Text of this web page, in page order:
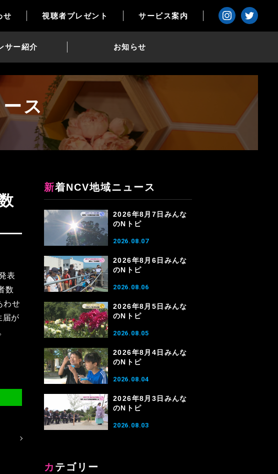
せ 視聴者プレゼント サービス案内
サー紹介 お知らせ
ス
表
数
わせ
届が
新着NCV地域ニュース
2026年8月7日みんな
のNトピ
2026.08.07
2026年8月6日みんな
のNトピ
2026.08.06
2026年8月5日みんな
のNトピ
2026.08.05
2026年8月4日みんな
のNトピ
2026.08.04
2026年8月3日みんな
のNトピ
2026.08.03
カテゴリー